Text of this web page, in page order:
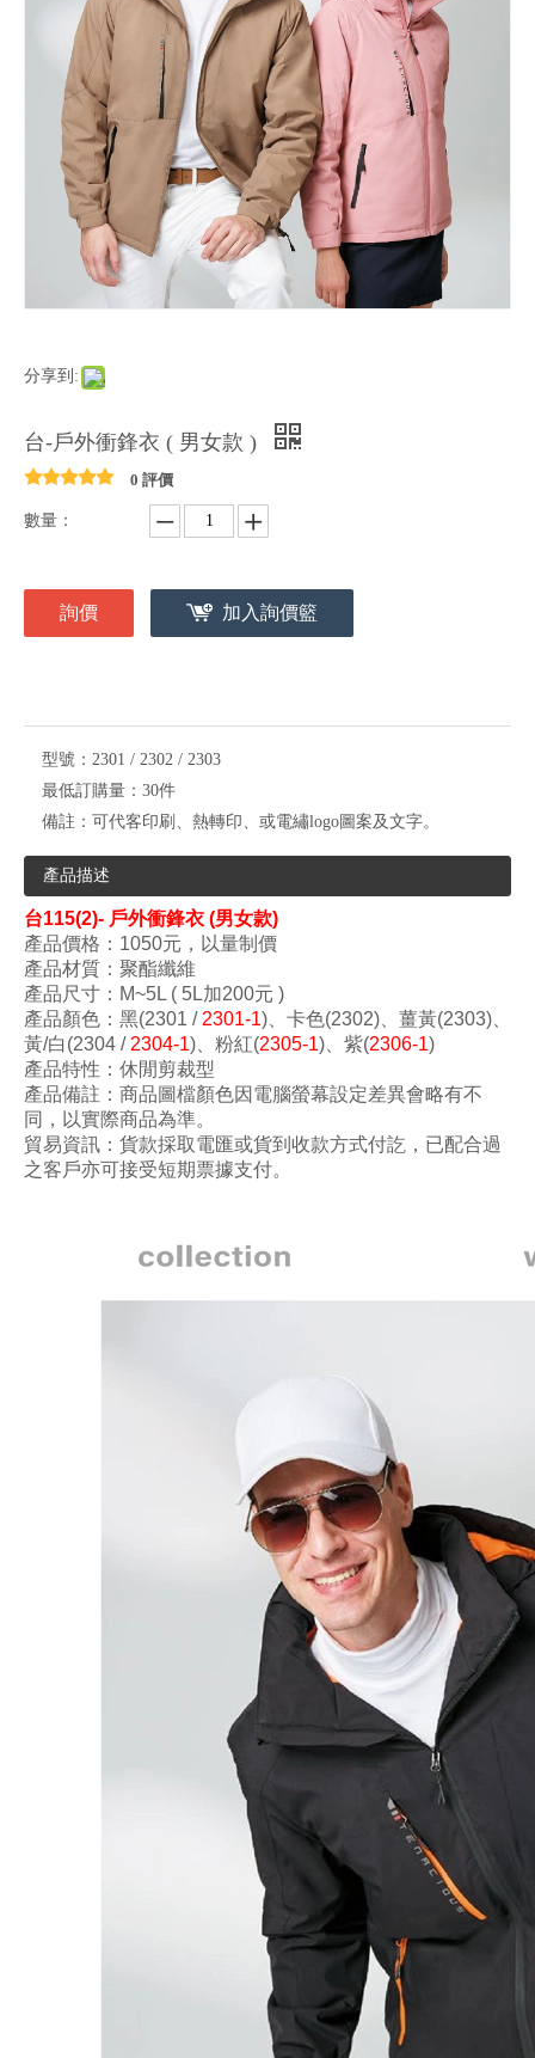
分享到:
台-戶外衝鋒衣 ( 男女款 )
0 評價
數量：
詢價 加入詢價籃
型號： 2301 / 2302 / 2303
最低訂購量： 30件
備註： 可代客印刷、熱轉印、或電繡logo圖案及文字。
產品描述
台115(2)- 戶外衝鋒衣 (男女款)
產品價格：1050元，以量制價
產品材質：聚酯纖維
產品尺寸 ：M~5L ( 5L加200元 )
產品顏色：黑(2301 /2301-1)、 卡色(2302)、薑黃(2303)、
黃/白(2304 /2304-1)、粉紅(2305-1)、紫(2306-1)
產品特性：休閒剪裁型
產品備註：商品圖檔顏色因電腦螢幕設定差異會略有不
同，以實際商品為準。
貿易資訊：貨款採取電匯或貨到收款方式付訖，已配合過
之客戶亦可接受短期票據支付。